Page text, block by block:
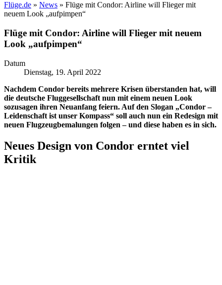
Flüge.de » News » Flüge mit Condor: Airline will Flieger mit
neuem Look „aufpimpen“
Flüge mit Condor: Airline will Flieger mit neuem
Look „aufpimpen“
Datum
Dienstag, 19. April 2022
Nachdem Condor bereits mehrere Krisen überstanden hat, will
die deutsche Fluggesellschaft nun mit einem neuen Look
sozusagen ihren Neuanfang feiern. Auf den Slogan „Condor –
Leidenschaft ist unser Kompass“ soll auch nun ein Redesign mit
neuen Flugzeugbemalungen folgen – und diese haben es in sich.
Neues Design von Condor erntet viel
Kritik